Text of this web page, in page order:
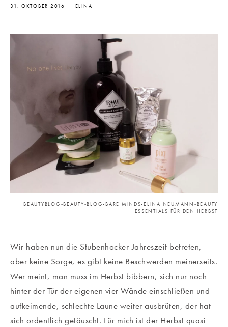
31. OKTOBER 2016 ELINA
BEAUTYBLOG-BEAUTY-BLOG-BARE MINDS-ELINA NEUMANN-BEAUTY
ESSENTIALS FÜR DEN HERBST
Wir haben nun die Stubenhocker-Jahreszeit betreten,
aber keine Sorge, es gibt keine Beschwerden meinerseits.
Wer meint, man muss im Herbst bibbern, sich nur noch
hinter der Tür der eigenen vier Wände einschließen und
aufkeimende, schlechte Laune weiter ausbrüten, der hat
sich ordentlich getäuscht. Für mich ist der Herbst quasi